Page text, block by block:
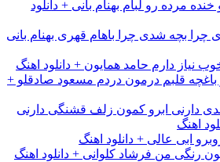
مرده رو لبام بهنام بانی + دانلود
چرا بچه شدی چرا باهام قهری بهنام بانی
نیاز دارم حامد همایون + دانلود اهنگ
قلبم درمون دردم مسعود صادقلو +
دارنی ابرو کمون زلف قشنگی دارنی
اهنگ
ابی عالی + دانلود اهنگ
رنگی من فرشاد کلوانی + دانلود اهنگ